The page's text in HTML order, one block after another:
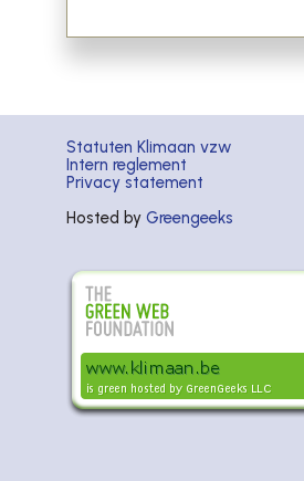
Statuten Klimaan vzw
Intern reglement
Privacy statement
Hosted by Greengeeks